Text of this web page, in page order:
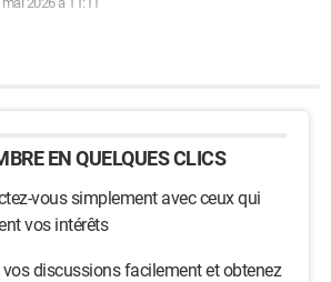
EN QUELQUES CLICS
vous simplement avec ceux qui
vos intérêts
discussions facilement et obtenez